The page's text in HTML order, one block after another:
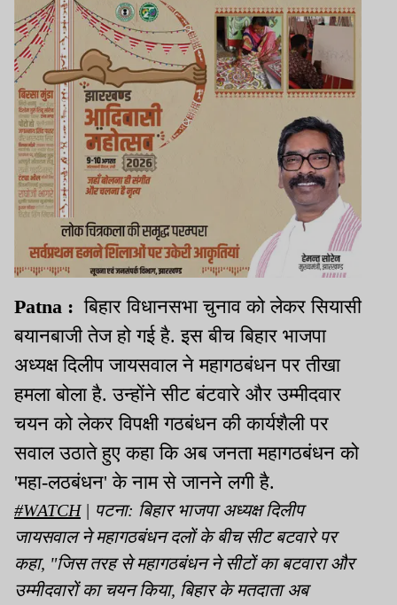
Patna : बिहार विधानसभा चुनाव को लेकर सियासी
बयानबाजी तेज हो गई है. इस बीच बिहार भाजपा
अध्यक्ष दिलीप जायसवाल ने महागठबंधन पर तीखा
हमला बोला है. उन्होंने सीट बंटवारे और उम्मीदवार
चयन को लेकर विपक्षी गठबंधन की कार्यशैली पर
सवाल उठाते हुए कहा कि अब जनता महागठबंधन को
'महा-लठबंधन' के नाम से जानने लगी है.
#WATCH| पटना: बिहार भाजपा अध्यक्ष दिलीप
जायसवाल ने महागठबंधन दलों के बीच सीट बटवारे पर
कहा, "जिस तरह से महागठबंधन ने सीटों का बटवारा और
उम्मीदवारों का चयन किया, बिहार के मतदाता अब